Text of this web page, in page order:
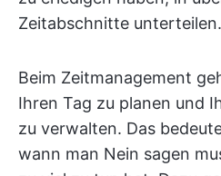
Zeitabschnitte
Beim Zeitmanagement
Ihren Tag zu planen und
zu verwalten. Das
wann man Nein sagen